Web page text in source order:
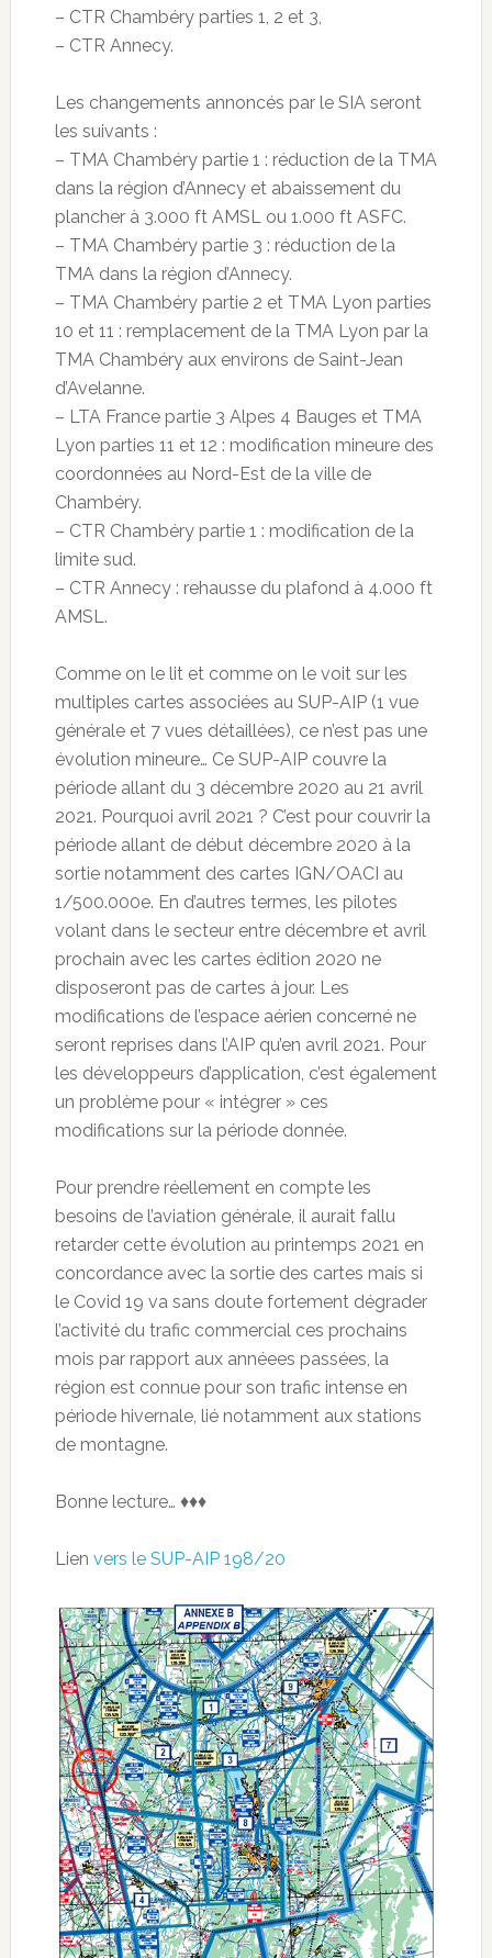
– CTR Chambéry parties 1, 2 et 3,
– CTR Annecy.
Les changements annoncés par le SIA seront
les suivants :
– TMA Chambéry partie 1 : réduction de la TMA
dans la région d’Annecy et abaissement du
plancher à 3.000 ft AMSL ou 1.000 ft ASFC.
– TMA Chambéry partie 3 : réduction de la
TMA dans la région d’Annecy.
– TMA Chambéry partie 2 et TMA Lyon parties
10 et 11 : remplacement de la TMA Lyon par la
TMA Chambéry aux environs de Saint-Jean
d’Avelanne.
– LTA France partie 3 Alpes 4 Bauges et TMA
Lyon parties 11 et 12 : modification mineure des
coordonnées au Nord-Est de la ville de
Chambéry.
– CTR Chambéry partie 1 : modification de la
limite sud.
– CTR Annecy : rehausse du plafond à 4.000 ft
AMSL.
Comme on le lit et comme on le voit sur les
multiples cartes associées au SUP-AIP (1 vue
générale et 7 vues détaillées), ce n’est pas une
évolution mineure… Ce SUP-AIP couvre la
période allant du 3 décembre 2020 au 21 avril
2021. Pourquoi avril 2021 ? C’est pour couvrir la
période allant de début décembre 2020 à la
sortie notamment des cartes IGN/OACI au
1/500.000e. En d’autres termes, les pilotes
volant dans le secteur entre décembre et avril
prochain avec les cartes édition 2020 ne
disposeront pas de cartes à jour. Les
modifications de l’espace aérien concerné ne
seront reprises dans l’AIP qu’en avril 2021. Pour
les développeurs d’application, c’est également
un problème pour « intégrer » ces
modifications sur la période donnée.
Pour prendre réellement en compte les
besoins de l’aviation générale, il aurait fallu
retarder cette évolution au printemps 2021 en
concordance avec la sortie des cartes mais si
le Covid 19 va sans doute fortement dégrader
l’activité du trafic commercial ces prochains
mois par rapport aux annéees passées, la
région est connue pour son trafic intense en
période hivernale, lié notamment aux stations
de montagne.
Bonne lecture… ♦♦♦
Lien vers le SUP-AIP 198/20